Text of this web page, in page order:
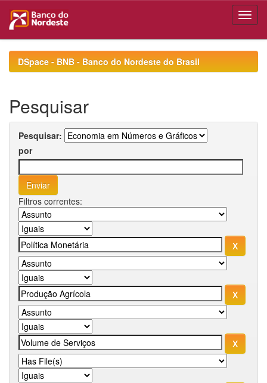
navigationDSpace - BNB - Banco do Nordeste do Brasil
Pesquisar
Pesquisar:
por
Filtros correntes: